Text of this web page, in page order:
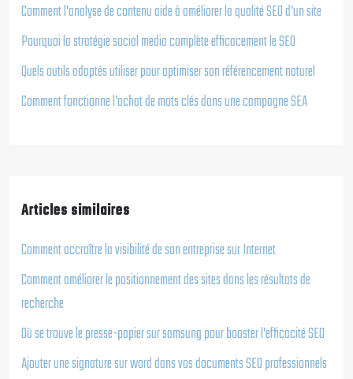
Comment l’analyse de contenu aide à améliorer la qualité SEO d’un site
Pourquoi la stratégie social media complète efficacement le SEO
Quels outils adaptés utiliser pour optimiser son référencement naturel
Comment fonctionne l’achat de mots clés dans une campagne SEA
Articles similaires
Comment accroître la visibilité de son entreprise sur Internet
Comment améliorer le positionnement des sites dans les résultats de
recherche
Où se trouve le presse-papier sur samsung pour booster l’efficacité SEO
Ajouter une signature sur word dans vos documents SEO professionnels